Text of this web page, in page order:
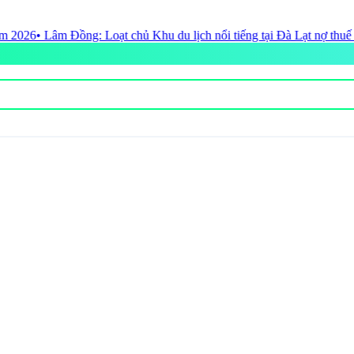
du lịch nổi tiếng tại Đà Lạt nợ thuế với số tiền khủng • Du lịch bền